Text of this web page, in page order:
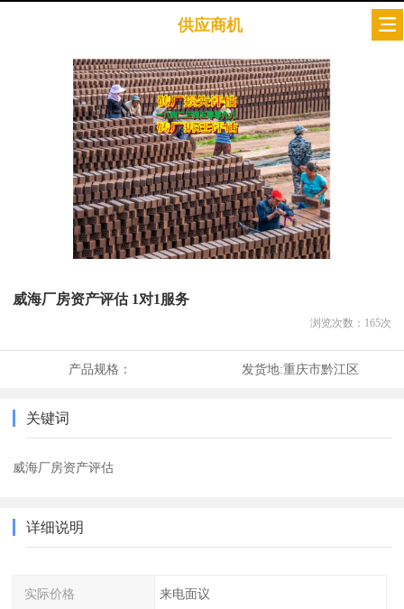
供应商机
威海厂房资产评估 1对1服务
浏览次数： 165次
产品规格： 发货地:重庆市黔江区
关键词
威海厂房资产评估
详细说明
实际价格 来电面议